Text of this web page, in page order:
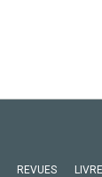
REVUES